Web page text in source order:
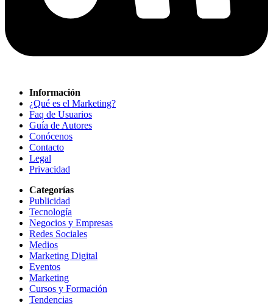
Información
¿Qué es el Marketing?
Faq de Usuarios
Guía de Autores
Conócenos
Contacto
Legal
Privacidad
Categorías
Publicidad
Tecnología
Negocios y Empresas
Redes Sociales
Medios
Marketing Digital
Eventos
Marketing
Cursos y Formación
Tendencias